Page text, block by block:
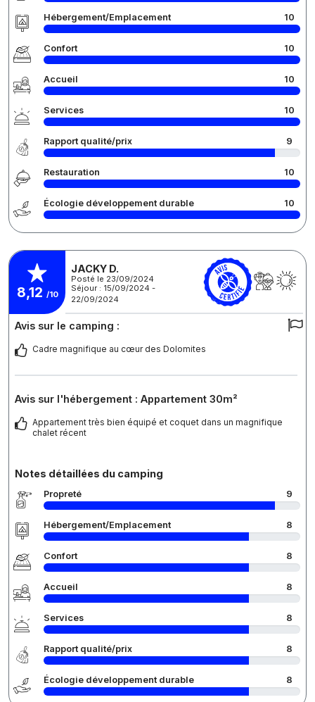
Hébergement/Emplacement 10
Confort 10
Accueil 10
Services 10
Rapport qualité/prix 9
Restauration 10
Écologie développement durable 10
8,12 /10
JACKY D.
Posté le 23/09/2024
Séjour : 15/09/2024 -
22/09/2024
Avis sur le camping :
Cadre magnifique au cœur des Dolomites
Avis sur l'hébergement : Appartement 30m²
Appartement très bien équipé et coquet dans un magnifique
chalet récent
Notes détaillées du camping
Propreté 9
Hébergement/Emplacement 8
Confort 8
Accueil 8
Services 8
Rapport qualité/prix 8
Écologie développement durable 8